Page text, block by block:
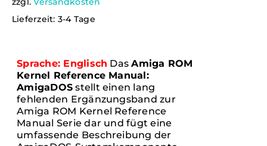
Lieferzeit: 3-4 Tage
Sprache: Englisch DasAmiga ROM
Kernel Reference Manual:
AmigaDOS stellt einen lang
fehlenden Ergänzungsband zur
Amiga ROM Kernel Reference
Manual Serie dar und fügt eine
umfassende Beschreibung der